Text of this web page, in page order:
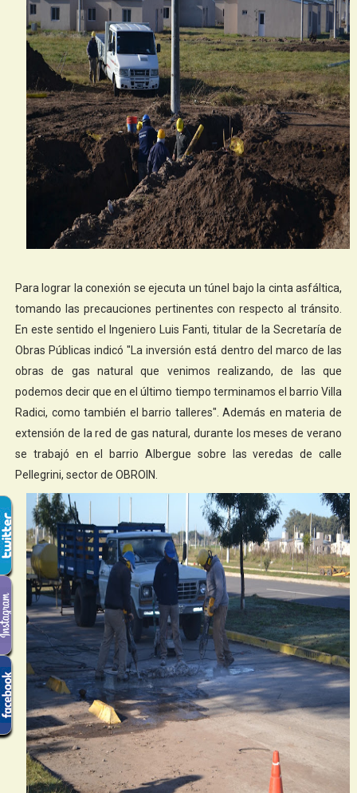
Para lograr la conexión se ejecuta un túnel bajo la cinta asfáltica,
tomando las precauciones pertinentes con respecto al tránsito.
En este sentido el Ingeniero Luis Fanti, titular de la Secretaría de
Obras Públicas indicó "La inversión está dentro del marco de las
obras de gas natural que venimos realizando, de las que
podemos decir que en el último tiempo terminamos el barrio Villa
Radici, como también el barrio talleres". Además en materia de
extensión de la red de gas natural, durante los meses de verano
se trabajó en el barrio Albergue sobre las veredas de calle
Pellegrini, sector de OBROIN.